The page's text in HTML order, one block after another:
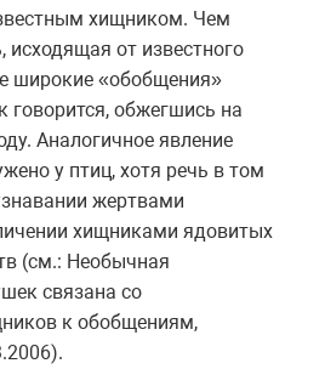
хищником. Чем
исходящая от известного
широкие «обобщения»
говорится, обжегшись на
Аналогичное явление
у птиц, хотя речь в том
жертвами
хищниками ядовитых
(см.: Необычная
связана со
к обобщениям,